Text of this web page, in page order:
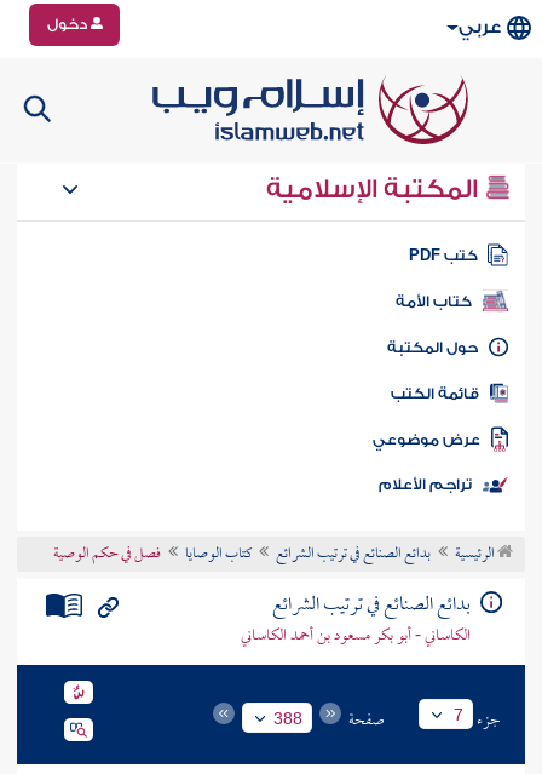
عربي دخول
المكتبة الإسلامية
كتب PDF
كتاب الأمة
المكتبة
الكتب
موضوعي
تراجم الأعلام
الرئيسية بدائع الصنائع في ترتيب الشرائع كتاب الوصايا فصل في حكم الوصية
بدائع الصنائع في ترتيب الشرائع
الكاساني - أبو بكر مسعود بن أحمد الكاساني
جزء 7 صفحة 388